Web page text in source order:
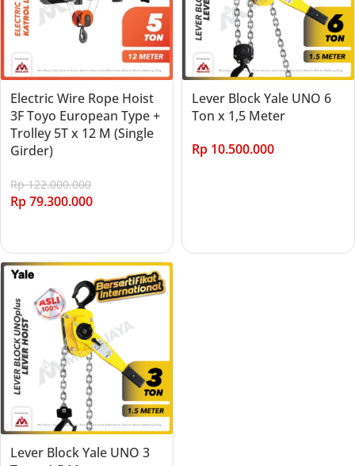
Electric Wire Rope Hoist
3F Toyo European Type +
Trolley 5T x 12 M (Single
Girder)
Rp122.000.000
Rp79.300.000
Lever Block Yale UNO 6
Ton x 1,5 Meter
Rp 10.500.000
Lever Block Yale UNO 3